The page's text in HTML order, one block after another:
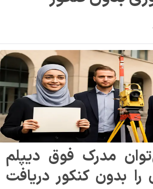
مدرک فوق دیپلم
را بدون کنکور دریافت